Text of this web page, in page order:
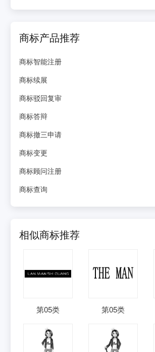
商标产品推荐
商标智能注册
商标续展
商标驳回复审
商标答辩
商标撤三申请
商标变更
商标顾问注册
商标查询
相似商标推荐
第05类 第05类